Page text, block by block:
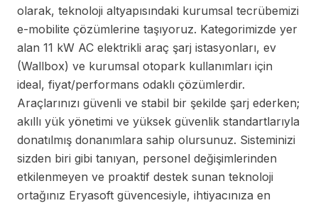
olarak, teknoloji altyapısındaki kurumsal tecrübemizi
e-mobilite çözümlerine taşıyoruz. Kategorimizde yer
alan 11 kW AC elektrikli araç şarj istasyonları, ev
(Wallbox) ve kurumsal otopark kullanımları için
ideal, fiyat/performans odaklı çözümlerdir.
Araçlarınızı güvenli ve stabil bir şekilde şarj ederken;
akıllı yük yönetimi ve yüksek güvenlik standartlarıyla
donatılmış donanımlara sahip olursunuz. Sisteminizi
sizden biri gibi tanıyan, personel değişimlerinden
etkilenmeyen ve proaktif destek sunan teknoloji
ortağınız Eryasoft güvencesiyle, ihtiyacınıza en